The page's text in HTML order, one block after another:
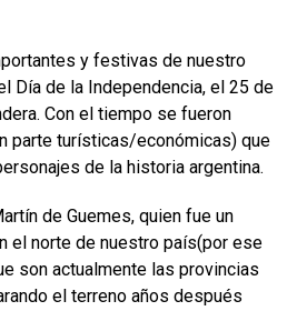
y festivas de nuestro
Día de la Independencia, el 25 de
Con el tiempo se fueron
parte turísticas/económicas) que
de la historia argentina.
de Guemes, quien fue un
el norte de nuestro país(por ese
son actualmente las provincias
el terreno años después